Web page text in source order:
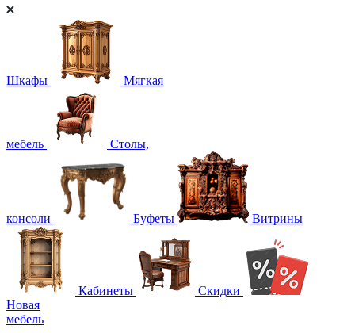
Шкафы Мягкая
мебель Столы,
консоли Буфеты Витрины
Кабинеты
Скидки
Новая
мебель